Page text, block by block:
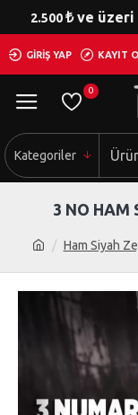
2.500₺ ve üzeri
GIRIŞ YAP KAYIT
0
Kategoriler
Ham Siyah
3 NO HAM